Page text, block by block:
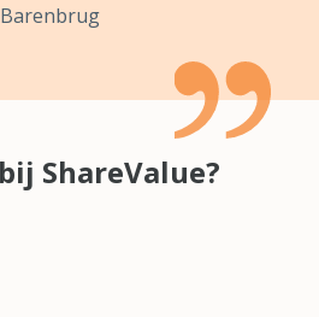
Barenbrug
ShareValue?